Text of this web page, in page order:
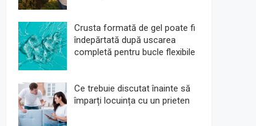
Crusta formată de gel poate fi
îndepărtată după uscarea
completă pentru bucle flexibile
Ce trebuie discutat înainte să
împarți locuința cu un prieten